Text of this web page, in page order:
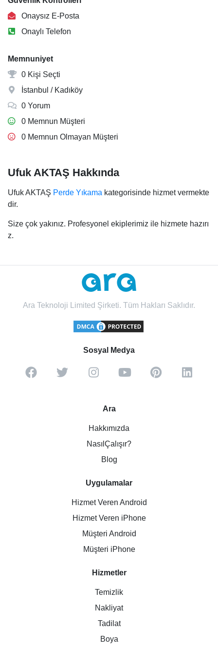
Onaysız E-Posta
Onaylı Telefon
Memnuniyet
0 Kişi Seçti
İstanbul / Kadıköy
0 Yorum
0 Memnun Müşteri
0 Memnun Olmayan Müşteri
Ufuk AKTAŞ Hakkında
Ufuk AKTAŞ Perde Yıkama kategorisinde hizmet vermekte
dir.
Size çok yakınız. Profesyonel ekiplerimiz ile hizmete hazırı
z.
Ara Teknoloji Limited Şirketi. Tüm Hakları Saklıdır.
Sosyal Medya
Ara
Hakkımızda
NasılÇalışır?
Blog
Uygulamalar
Hizmet Veren Android
Hizmet Veren iPhone
Müşteri Android
Müşteri iPhone
Hizmetler
Temizlik
Nakliyat
Tadilat
Boya